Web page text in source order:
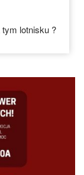
lotnisku ?